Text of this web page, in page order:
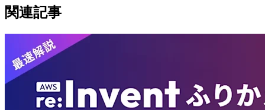
関連記事